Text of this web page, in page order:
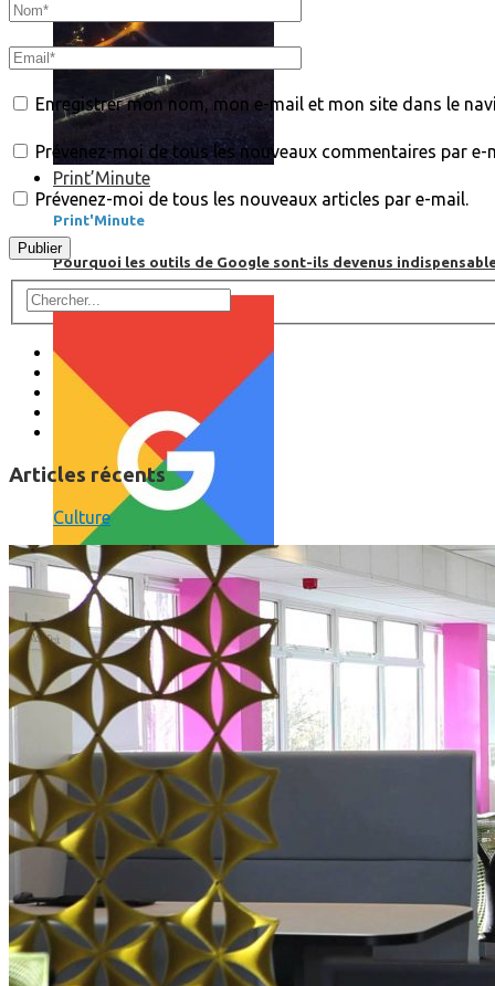
Print’Minute
Print'Minute
Pourquoi les outils de Google sont-ils devenus
Comment utiliser « Photoshop » gratuitement et légalement
Enregistrer mon nom, mon e-mail et mon site dans le
Prévenez-moi de tous les nouveaux commentaires par e-
Prévenez-moi de tous les nouveaux articles par e-mail.
Articles récents
Culture